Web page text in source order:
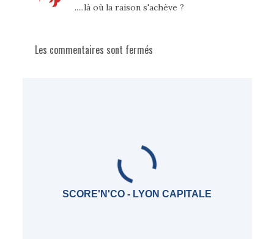
.....là où la raison s'achève ?
Les commentaires sont fermés
SCORE'N'CO - LYON CAPITALE